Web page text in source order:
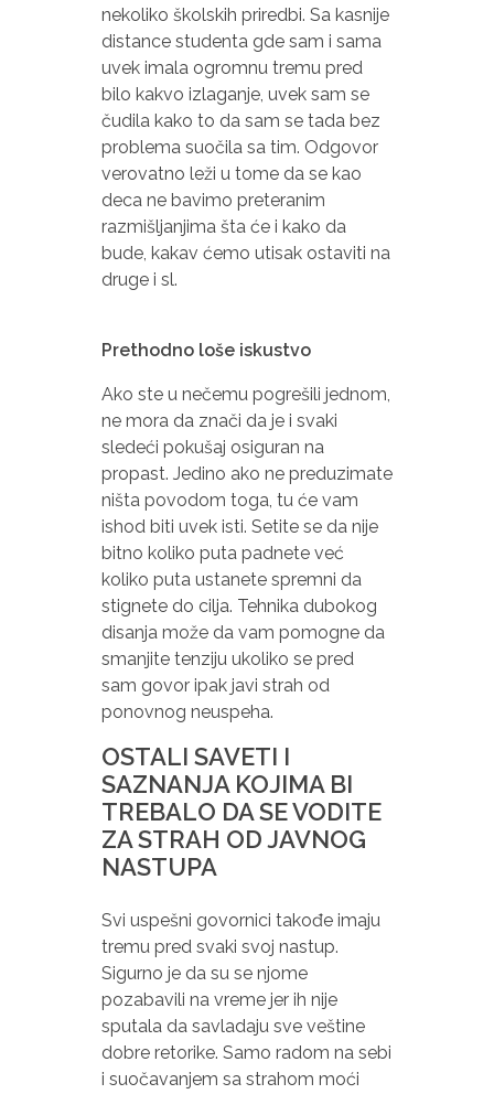
nekoliko školskih priredbi. Sa kasnije
distance studenta gde sam i sama
uvek imala ogromnu tremu pred
bilo kakvo izlaganje, uvek sam se
čudila kako to da sam se tada bez
problema suočila sa tim. Odgovor
verovatno leži u tome da se kao
deca ne bavimo preteranim
razmišljanjima šta će i kako da
bude, kakav ćemo utisak ostaviti na
druge i sl.
Prethodno loše iskustvo
Ako ste u nečemu pogrešili jednom,
ne mora da znači da je i svaki
sledeći pokušaj osiguran na
propast. Jedino ako ne preduzimate
ništa povodom toga, tu će vam
ishod biti uvek isti. Setite se da nije
bitno koliko puta padnete već
koliko puta ustanete spremni da
stignete do cilja. Tehnika dubokog
disanja može da vam pomogne da
smanjite tenziju ukoliko se pred
sam govor ipak javi strah od
ponovnog neuspeha.
OSTALI SAVETI I
SAZNANJA KOJIMA BI
TREBALO DA SE VODITE
ZA STRAH OD JAVNOG
NASTUPA
Svi uspešni govornici takođe imaju
tremu pred svaki svoj nastup.
Sigurno je da su se njome
pozabavili na vreme jer ih nije
sputala da savladaju sve veštine
dobre retorike. Samo radom na sebi
i suočavanjem sa strahom moći